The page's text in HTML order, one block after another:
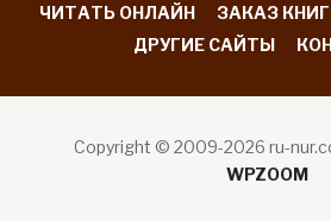
ЧИТАТЬ ОНЛАЙН ЗАКАЗ КНИГ
ДРУГИЕ САЙТЫ
Copyright © 2009-2026 ru-
WPZOOM